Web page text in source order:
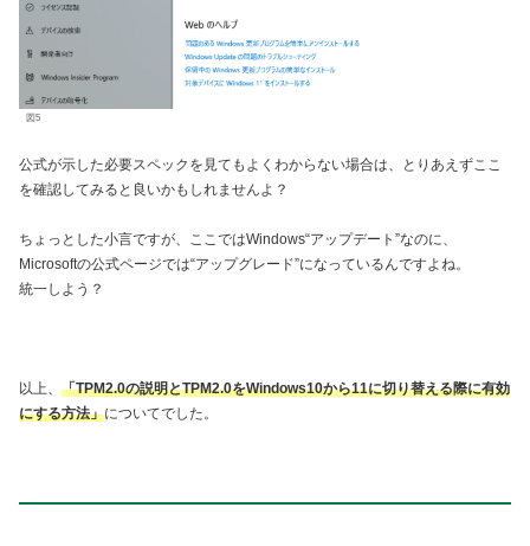
図5
公式が示した必要スペックを見てもよくわからない場合は、とりあえずここ
を確認してみると良いかもしれませんよ？
ちょっとした小言ですが、ここではWindows“アップデート”なのに、
Microsoftの公式ページでは“アップグレード”になっているんですよね。
統一しよう？
以上、 「TPM2.0の説明とTPM2.0をWindows10から11に切り替える際に有効
にする方法」についてでした。